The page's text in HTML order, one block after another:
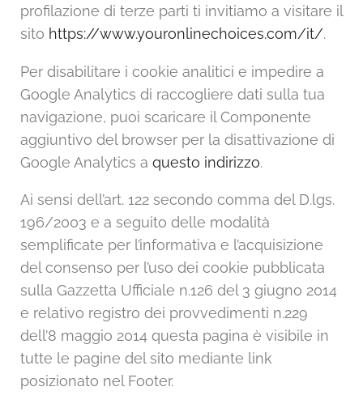
profilazione di terze parti ti invitiamo a visitare il
sito https://www.youronlinechoices.com/it/.
Per disabilitare i cookie analitici e impedire a
Google Analytics di raccogliere dati sulla tua
navigazione, puoi scaricare il Componente
aggiuntivo del browser per la disattivazione di
Google Analytics a questo indirizzo.
Ai sensi dell’art. 122 secondo comma del D.lgs.
196/2003 e a seguito delle modalità
semplificate per l’informativa e l’acquisizione
del consenso per l’uso dei cookie pubblicata
sulla Gazzetta Ufficiale n.126 del 3 giugno 2014
e relativo registro dei provvedimenti n.229
dell’8 maggio 2014 questa pagina è visibile in
tutte le pagine del sito mediante link
posizionato nel Footer.